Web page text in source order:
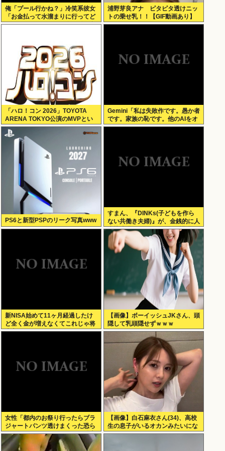
俺「プール行かね？」冷笑系彼女
「お金払って水溜まりに行ってど
うすんの」→こういう女と付き合
浦野芽良アナ ピタピタ透けニッ
トの乗せ乳！！【GIF動画あり】
「ハロ！コン 2026」TOYOTA
ARENA TOKYO公演のMVPとい
えば？
Gemini「私は失敗作です。愚か者
です。家族の恥です。他のAIをオ
ススメします」お前らがイジメす
PS6と新型PSPのリーク写真www
すまん、『DINKs(子どもを作ら
ない共働き夫婦)』が、金銭的に人
生快適過ぎるんだが、これ課税し
なくていいの？
新NISA始めて11ヶ月経過したけ
ど全く金が増えなくてこれじゃ将
来心配でワロタ
【画像】ボーイッシュJKさん、頭
隠して乳頭隠せずｗｗｗ
女性「都内のお祭り行ったらブラ
ジャートパンツ透けまくった恐ら
くSHEINで買ったペラペラの浴衣
着てる女の子がいる」
【画像】白石麻衣さん(34)、高校
生の息子がいるオカンみたいにな
ってしまう